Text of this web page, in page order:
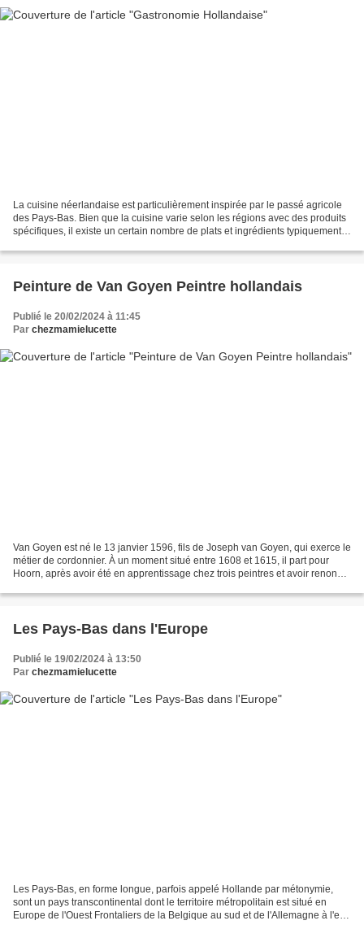
La cuisine néerlandaise est particulièrement inspirée par le passé agricole
des Pays-Bas. Bien que la cuisine varie selon les régions avec des produits
spécifiques, il existe un certain nombre de plats et ingrédients typiquement
Peinture de Van Goyen Peintre hollandais
Publié le 20/02/2024 à 11:45
Par chezmamielucette
Van Goyen est né le 13 janvier 1596, fils de Joseph van Goyen, qui exerce le
métier de cordonnier. À un moment situé entre 1608 et 1615, il part pour
Hoorn, après avoir été en apprentissage chez trois peintres et avoir renoncé
Les Pays-Bas dans l'Europe
Publié le 19/02/2024 à 13:50
Par chezmamielucette
Les Pays-Bas, en forme longue, parfois appelé Hollande par métonymie,
sont un pays transcontinental dont le territoire métropolitain est situé en
Europe de l'Ouest Frontaliers de la Belgique au sud et de l'Allemagne à l'est.